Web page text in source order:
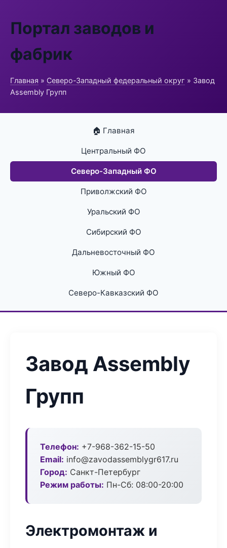
Портал заводов и
фабрик
Главная » Северо-Западный федеральный округ » Завод
Assembly Групп
🏠 Главная
Центральный ФО
Северо-Западный ФО
Приволжский ФО
Уральский ФО
Сибирский ФО
Дальневосточный ФО
Южный ФО
Северо-Кавказский ФО
Завод Assembly
Групп
Телефон: +7-968-362-15-50
Email: info@zavodassemblygr617.ru
Город: Санкт-Петербург
Режим работы: Пн-Сб: 08:00-20:00
Электромонтаж и